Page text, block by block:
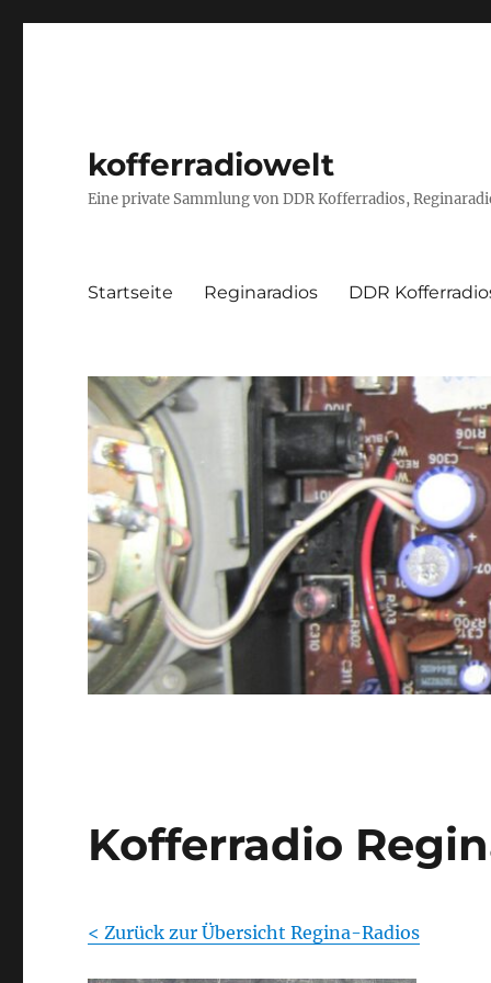
kofferradiowelt
Eine private Sammlung von DDR Kofferradios,
Startseite Reginaradios DDR
Kofferradio
< Zurück zur Übersicht Regina-Radios